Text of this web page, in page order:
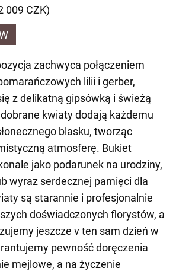
009 CZK)
zachwyca połączeniem
lilii i gerber,
z delikatną gipsówką i świeżą
kwiaty dodają każdemu
blasku, tworząc
atmosferę. Bukiet
jako podarunek na urodziny,
wyraz serdecznej pamięci dla
są starannie i profesjonalnie
doświadczonych florystów, a
jeszcze v ten sam dzień w
pewność doręczenia
mejlowe, a na życzenie